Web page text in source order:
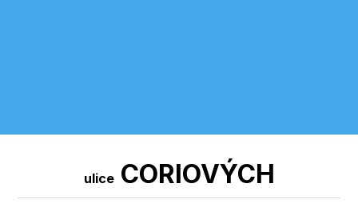
uliceCORIOVÝCH